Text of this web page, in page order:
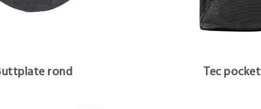
rond Tec pocket